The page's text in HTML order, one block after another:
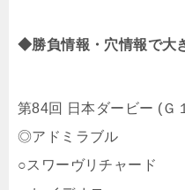
◆勝負情報・穴情報で大
第84回 日本ダービー (Ｇ
◎アドミラブル
○スワーヴリチャード